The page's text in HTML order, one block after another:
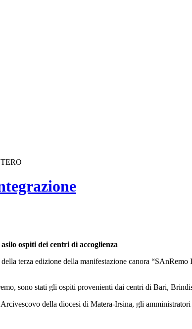
ospiti dei centri di accoglienza
terza edizione della manifestazione canora
sono stati gli ospiti provenienti dai centri di Bari,
della diocesi di Matera-Irsina, gli